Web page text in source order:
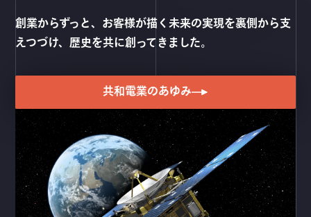
創業からずっと、お客様が描く未来の実現を裏側から支
えつづけ、歴史を共に創ってきました。
共和電業のあゆみ